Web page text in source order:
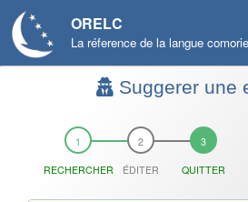
ORELC
La réference de la langue
Suggerer une
RECHERCHER ÉDITER QUITTER